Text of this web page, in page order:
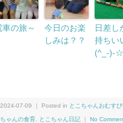
車の旅～
今日のお楽
しみは？？
日差し
持ちい
(^_-)-☆
2024-07-09 ｜ Posted in とこちゃんおむすび
ちゃんの食育, とこちゃん日記 No